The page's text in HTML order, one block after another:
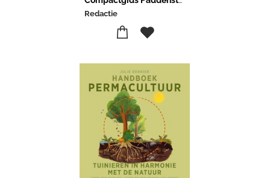
Redactie